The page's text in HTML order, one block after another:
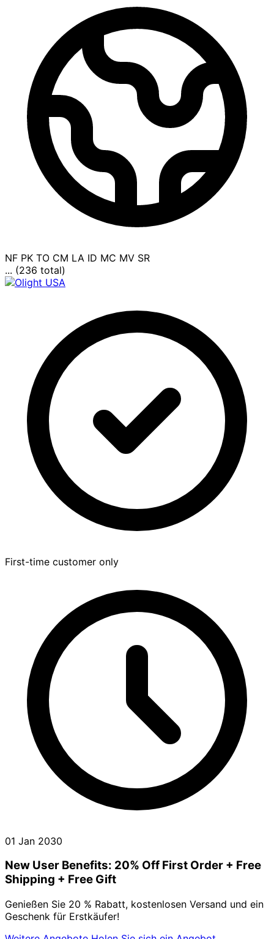
NF PK TO CM LA ID MC MV SR
... (236 total)
First-time customer only
01 Jan 2030
New User Benefits: 20% Off First Order + Free
Shipping + Free Gift
Genießen Sie 20 % Rabatt, kostenlosen Versand und ein
Geschenk für Erstkäufer!